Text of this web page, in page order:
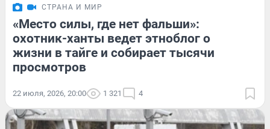
СТРАНА И МИР
«Место силы, где нет фальши»:
охотник-ханты ведет этноблог о
жизни в тайге и собирает тысячи
просмотров
22 июля, 2026, 20:00 1 321 4